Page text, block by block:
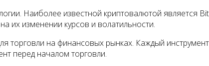
Наиболее известной криптовалютой является
их изменении курсов и волатильности.
торговли на финансовых рынках. Каждый
перед началом торговли.